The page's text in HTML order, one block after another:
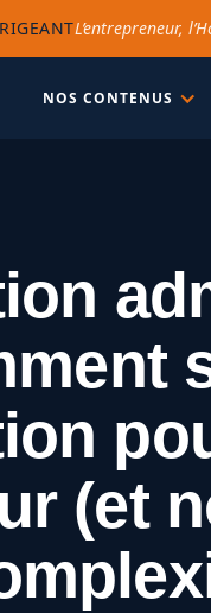
L’entrepreneur,
NOS CONTENUS
(et